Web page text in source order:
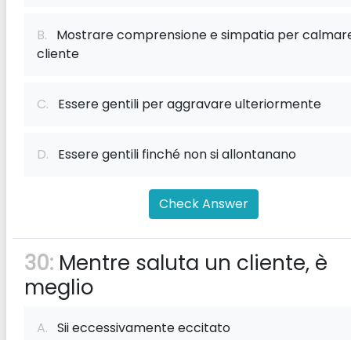
B. Mostrare comprensione e simpatia per
cliente
C. Essere gentili per aggravare ulteriormente
D. Essere gentili finché non si allontanano
Check Answer
30: Mentre saluta un cliente, è
meglio
A. Sii eccessivamente eccitato